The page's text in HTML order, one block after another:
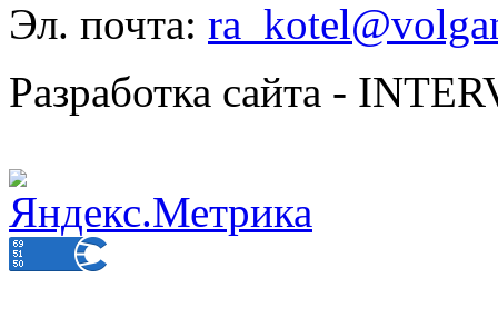
Эл. почта:
Разработка сайта -